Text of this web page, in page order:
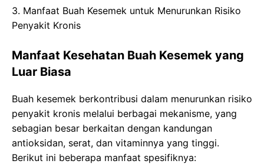
3. Manfaat Buah Kesemek untuk Menurunkan Risiko
Penyakit Kronis
Manfaat Kesehatan Buah Kesemek yang
Luar Biasa
Buah kesemek berkontribusi dalam menurunkan risiko
penyakit kronis melalui berbagai mekanisme, yang
sebagian besar berkaitan dengan kandungan
antioksidan, serat, dan vitaminnya yang tinggi.
Berikut ini beberapa manfaat spesifiknya: